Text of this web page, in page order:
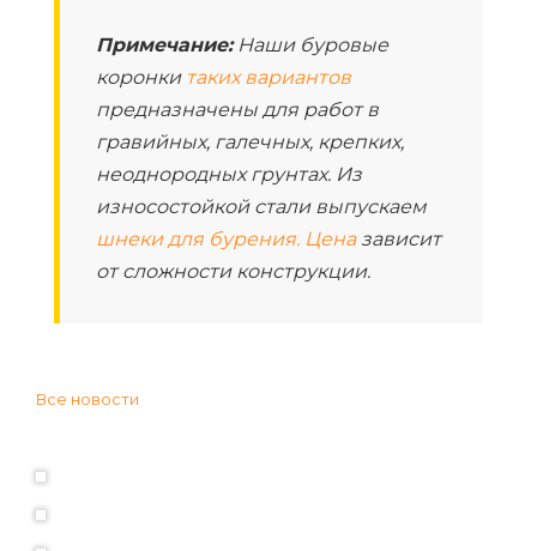
Примечание:Наши буровые
коронки таких вариантов
предназначены для работ в
гравийных, галечных, крепких,
неоднородных грунтах. Из
износостойкой стали выпускаем
шнеки для бурения. Ценазависит
от сложности конструкции.
Все новости